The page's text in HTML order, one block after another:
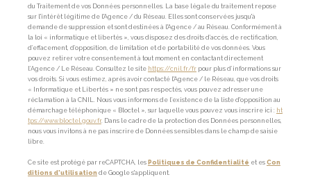
du Traitement de vos Données personnelles. La base légale du traitement repose
sur l'intérêt légitime de l'Agence / du Réseau. Elles sont conservées jusqu'à
demande de suppression et sont destinées à l'Agence / au Réseau. Conformément à
la loi « informatique et libertés », vous disposez des droits d’accès, de rectification,
d’effacement, d’opposition, de limitation et de portabilité de vos données. Vous
pouvez retirer votre consentement à tout moment en contactant directement
l’Agence / Le Réseau. Consultez le site https://cnil.fr/fr pour plus d’informations sur
vos droits. Si vous estimez, après avoir contacté l'Agence / le Réseau, que vos droits
« Informatique et Libertés » ne sont pas respectés, vous pouvez adresser une
réclamation à la CNIL. Nous vous informons de l’existence de la liste d'opposition au
démarchage téléphonique « Bloctel », sur laquelle vous pouvez vous inscrire ici : ht
tps://www.bloctel.gouv.fr. Dans le cadre de la protection des Données personnelles,
nous vous invitons à ne pas inscrire de Données sensibles dans le champ de saisie
libre.
Ce site est protégé par reCAPTCHA, les Politiques de Confidentialité et es Con
ditions d'utilisation de Google s'appliquent.